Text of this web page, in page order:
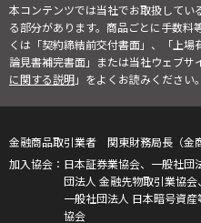
本コンテンツでは当社でお取扱して
る部分があります。商品ごとに手数
くは「契約締結前交付書面」、「上
論見書補完書面」または当社ウェブサ
に関する説明」をよくお読みください。
金融商品取引業者 関東財務局長（金
日本証券業協会、一般社団
団法人 金融先物取引業協会、
一般社団法人 日本暗号資
協会